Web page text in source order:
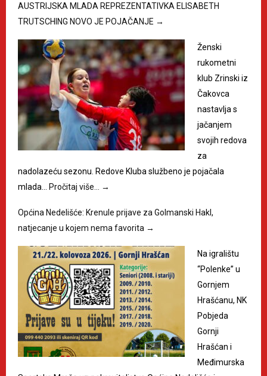
AUSTRIJSKA MLADA REPREZENTATIVKA ELISABETH
TRUTSCHING NOVO JE POJAČANJE →
Ženski
rukometni
klub Zrinski iz
Čakovca
nastavlja s
jačanjem
svojih redova
za
nadolazeću sezonu. Redove Kluba službeno je pojačala
mlada…
Pročitaj više… →
Općina Nedelišće: Krenule prijave za Golmanski Hakl,
natjecanje u kojem nema favorita →
Na igralištu
“Polenke” u
Gornjem
Hrašćanu, NK
Pobjeda
Gornji
Hrašćan i
Međimurska